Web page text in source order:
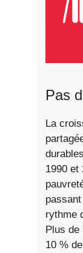
Pas
La
1990 et
rythme
Plus de
10 %